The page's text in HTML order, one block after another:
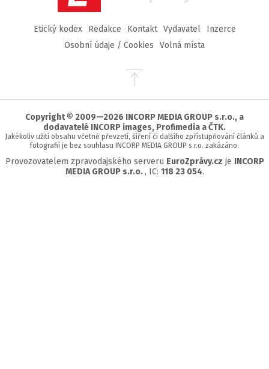
Etický kodex Redakce Kontakt Vydavatel
Inzerce
Osobní údaje / Cookies
Volná místa
Přejít
stránky
Copyright © 2009—2026 INCORP MEDIA GROUP s.r.o., a
dodavatelé INCORP images, Profimedia a ČTK.
Jakékoliv užití obsahu včetně převzetí, šíření či dalšího zpřístupňování článků a
fotografií je bez souhlasu INCORP MEDIA GROUP s.r.o. zakázáno.
Provozovatelem zpravodajského serveru EuroZprávy.cz je INCORP
MEDIA GROUP s.r.o. , IC: 118 23 054.